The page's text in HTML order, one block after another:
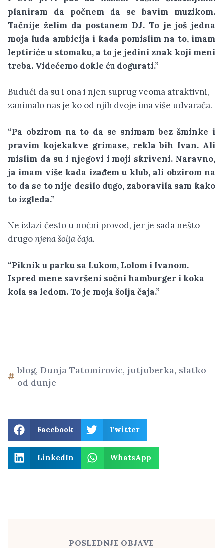
planiram da počnem da se bavim muzikom.
Tačnije želim da postanem DJ. To je još jedna
moja luda ambicija i kada pomislim na to, imam
leptiriće u stomaku, a to je jedini znak koji meni
treba. Videćemo dokle ću dogurati.”
Budući da su i ona i njen suprug veoma atraktivni,
zanimalo nas je ko od njih dvoje ima više udvarača.
“Pa obzirom na to da se snimam bez šminke i
pravim kojekakve grimase, rekla bih Ivan. Ali
mislim da su i njegovi i moji skriveni. Naravno,
ja imam više kada izađem u klub, ali obzirom na
to da se to nije desilo dugo, zaboravila sam kako
to izgleda.”
Ne izlazi često u noćni provod, jer je sada nešto
drugonjena šolja čaja.
“Piknik u parku sa Lukom, Lolom i Ivanom.
Ispred mene savršeni sočni hamburger i koka
kola sa ledom. To je moja šolja čaja.”
blog, Dunja Tatomirovic, jutjuberka, slatko
od dunje
Facebook Twitter
LinkedIn WhatsApp
POSLEDNJE OBJAVE